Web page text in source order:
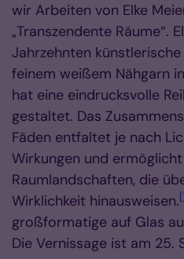
wir Arbeiten von Elke
„Transzendente Räume“.
Jahrzehnten
feinem weißem Nähgarn
hat eine eindrucksvolle
gestaltet. Das
Fäden entfaltet je nach
Wirkungen und
Raumlandschaften, die
Wirklichkeit hinausweisen.
großformatige auf Glas
Die Vernissage ist am 25.